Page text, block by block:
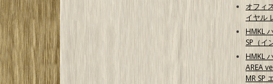
オフィ
イヤル
HMKL
SP（イ
HMKL
AREA
MR SP